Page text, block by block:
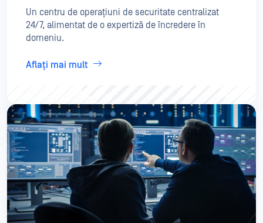
Un centru de operațiuni de securitate centralizat
24/7, alimentat de o expertiză de încredere în
domeniu.
Aflați mai mult